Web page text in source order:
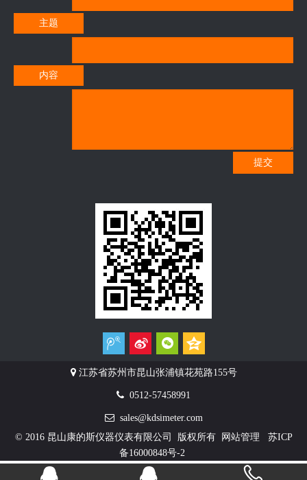
主题
内容
提交
江苏省苏州市昆山张浦镇花苑路155号
 0512-57458991

sales@kdsimeter.com
© 2016 昆山康的斯仪器仪表有限公司 版权所有 网站管理
苏ICP
备16000848号-2